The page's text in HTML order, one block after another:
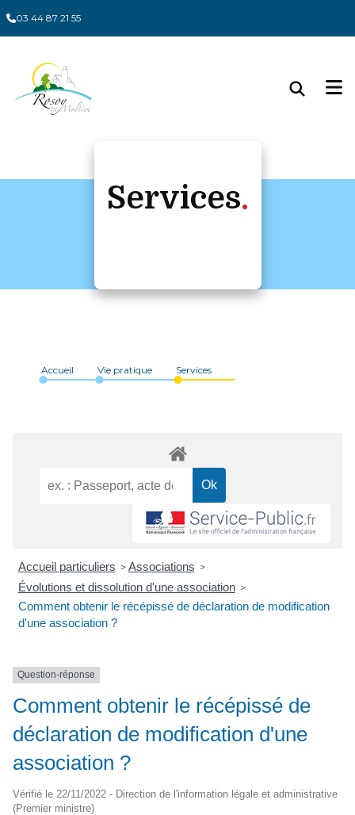
03 44 87 21 55
Services
Accueil Vie pratique Services
Accueil particuliers > Associations >
Évolutions et dissolution d'une association >
Comment obtenir le récépissé de déclaration de modification
d'une association ?
Question-réponse
Comment obtenir le récépissé de
déclaration de modification d'une
association ?
Vérifié le 22/11/2022 - Direction de l'information légale et administrative
(Premier ministre)
Panneau de gestion des cookies